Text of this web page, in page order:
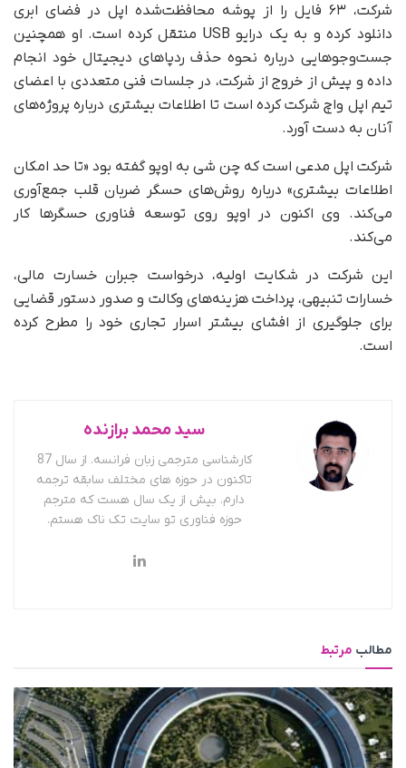
شرکت، ۶۳ فایل را از پوشه محافظت‌شده اپل در فضای ابری
دانلود کرده و به یک درایو USB منتقل کرده است. او همچنین
جست‌وجوهایی درباره نحوه حذف ردپاهای دیجیتال خود انجام
داده و پیش از خروج از شرکت، در جلسات فنی متعددی با اعضای
تیم اپل واچ شرکت کرده است تا اطلاعات بیشتری درباره پروژه‌های
آنان به دست آورد.
شرکت اپل مدعی است که چن شی به اوپو گفته بود «تا حد امکان
اطلاعات بیشتری» درباره روش‌های حسگر ضربان قلب جمع‌آوری
می‌کند. وی اکنون در اوپو روی توسعه فناوری حسگرها کار
می‌کند.
این شرکت در شکایت اولیه، درخواست جبران خسارت مالی،
خسارات تنبیهی، پرداخت هزینه‌های وکالت و صدور دستور قضایی
برای جلوگیری از افشای بیشتر اسرار تجاری خود را مطرح کرده
است.
سید محمد برازنده
کارشناسی مترجمی زبان فرانسه. از سال 87
تاکنون در حوزه های مختلف سابقه ترجمه
دارم. بیش از یک سال هست که مترجم
حوزه فناوری تو سایت تک ناک هستم.
مطالب مرتبط